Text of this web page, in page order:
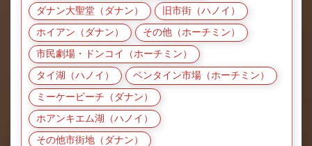
ダナン大聖堂（ダナン） 旧市街（ハノイ）
ホイアン（ダナン） その他（ホーチミン）
市民劇場・ドンコイ（ホーチミン）
タイ湖（ハノイ） ベンタイン市場（ホーチミン）
ミーケービーチ（ダナン）
ホアンキエム湖（ハノイ）
その他市街地（ダナン）